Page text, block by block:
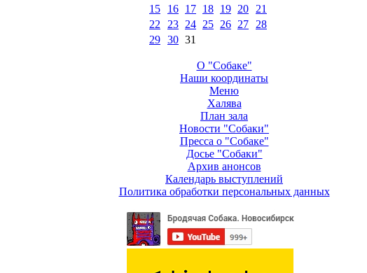
15
16 17 18 19 20
21
22
23 24 25 26 27
28
29 30 31
О "Собаке"
Наши координаты
Меню
Халява
План зала
Новости "Собаки"
Пресса о "Собаке"
Досье "Собаки"
Архив анонсов
Календарь выступлений
Политика обработки персональных данных